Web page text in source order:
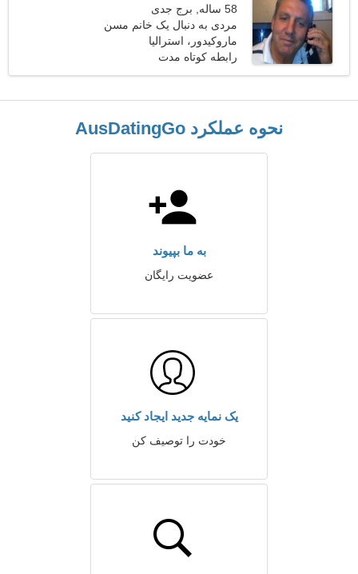
58 ساله, برج جدی
مردی به دنبال یک خانم مسن
ماروکیدور، استرالیا
رابطه کوتاه مدت
نحوه عملکرد AusDatingGo
به ما بپیوند
عضویت رایگان
یک نمایه جدید ایجاد کنید
خودت را توصیف کن